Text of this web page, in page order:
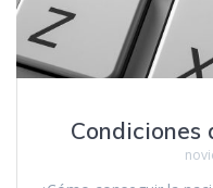
Condiciones